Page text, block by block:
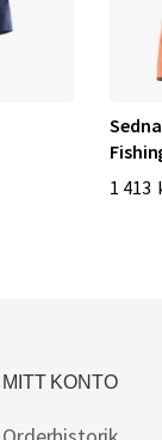
1 413
MITT KONTO